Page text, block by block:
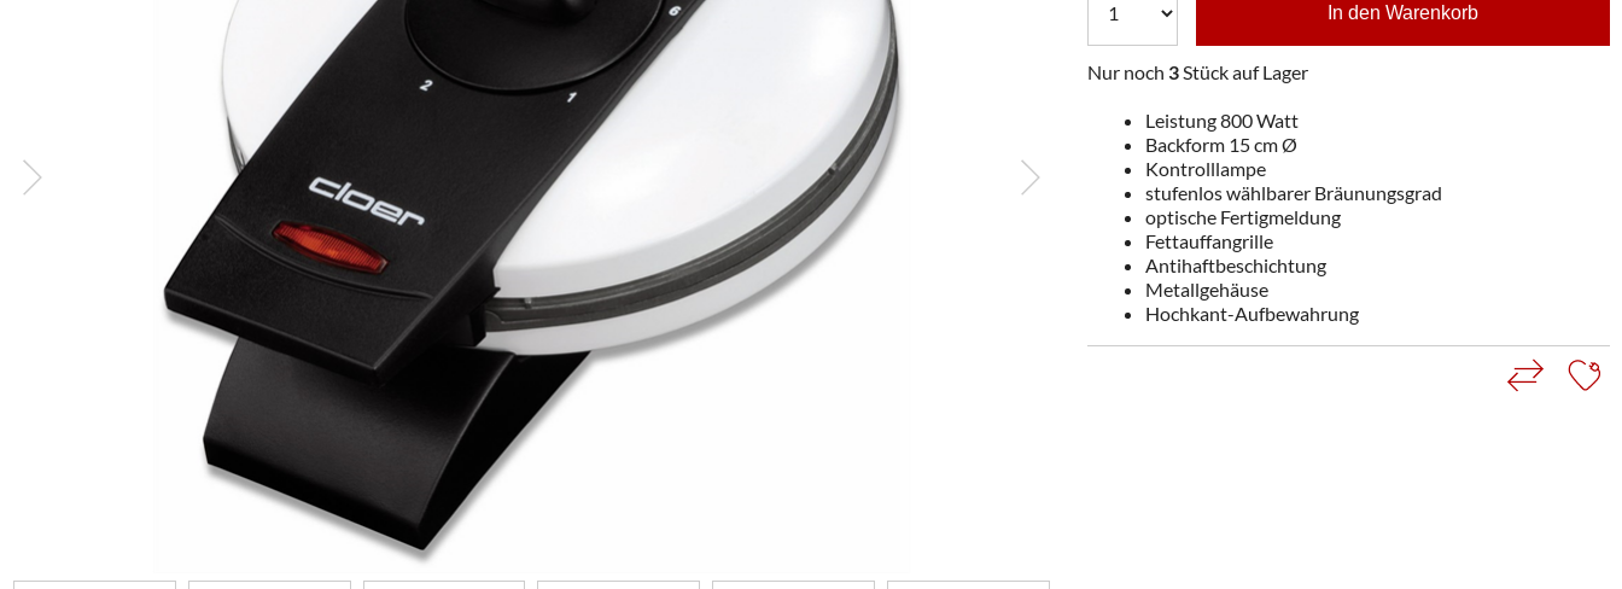
In den Warenkorb
Nur noch 3Stück auf Lager
Leistung 800 Watt
Backform 15 cm Ø
Kontrolllampe
stufenlos wählbarer Bräunungsgrad
optische Fertigmeldung
Fettauffangrille
Antihaftbeschichtung
Metallgehäuse
Hochkant-Aufbewahrung